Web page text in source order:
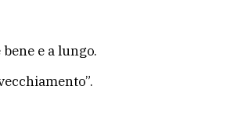
e a lungo.